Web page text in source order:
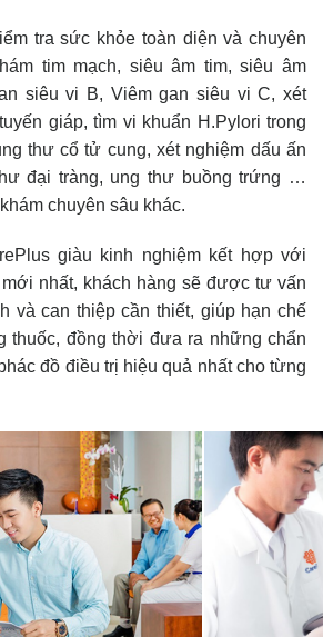
tra sức khỏe toàn diện và chuyên
tim mạch, siêu âm tim, siêu âm
siêu vi B, Viêm gan siêu vi C, xét
giáp, tìm vi khuẩn H.Pylori trong
thư cổ tử cung, xét nghiệm dấu ấn
đại tràng, ung thư buồng trứng …
chuyên sâu khác.
giàu kinh nghiệm kết hợp với
nhất, khách hàng sẽ được tư vấn
và can thiệp cần thiết, giúp hạn chế
thuốc, đồng thời đưa ra những chẩn
đồ điều trị hiệu quả nhất cho từng